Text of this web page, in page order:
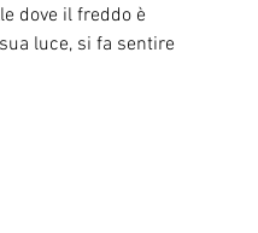
dove il freddo è
luce, si fa sentire